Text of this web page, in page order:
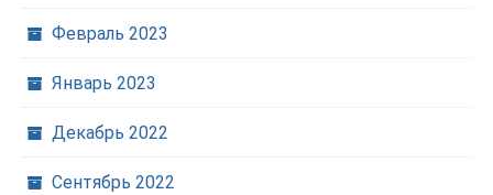
Февраль 2023
Январь 2023
Декабрь 2022
Сентябрь 2022